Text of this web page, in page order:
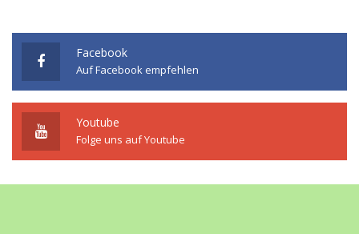
Facebook
Auf Facebook empfehlen
Youtube
Folge uns auf Youtube